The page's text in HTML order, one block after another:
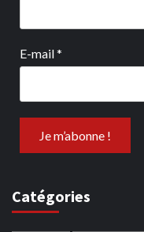
E-mail*
Catégories